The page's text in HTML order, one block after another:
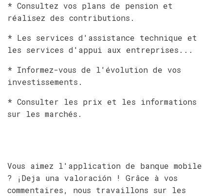
* Consultez vos plans de pension et
réalisez des contributions.
* Les services d'assistance technique et
les services d'appui aux entreprises...
* Informez-vous de l'évolution de vos
investissements.
* Consulter les prix et les informations
sur les marchés.
Vous aimez l'application de banque mobile
? ¡Deja una valoración ! Grâce à vos
commentaires, nous travaillons sur les